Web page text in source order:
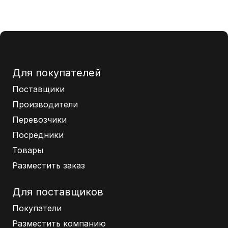
Для покупателей
Поставщики
Производители
Перевозчики
Посредники
Товары
Разместить заказ
Для поставщиков
Покупатели
Разместить компанию